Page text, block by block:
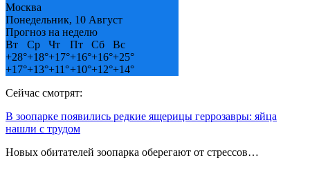
Москва
Понедельник, 10 Август
Прогноз на неделю
Вт
Ср Чт Пт Сб
Вс
+28°+18°+17°+16°+16°+25°
+17°+13°+11°+10°+12°+14°
Сейчас смотрят:
В зоопарке появились редкие ящерицы геррозавры: яйца
нашли с трудом
Новых обитателей зоопарка оберегают от стрессов…